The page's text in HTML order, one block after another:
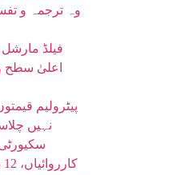
وہ ترجمہ و
فیلڈ
اعلیٰ سطح
پیٹرولیم
نہیں
کارروائیاں، 12 دہشتگردوں کو ہلاک کردیا